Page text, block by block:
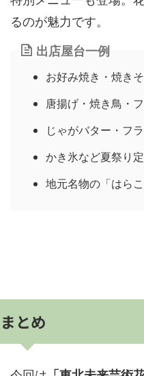
るのが魅力です。
出店屋台一例
お好み焼き・焼き
唐揚げ・焼き鳥・
じゃがバター・フ
かき氷など夏祭り
地元名物の「はら
まとめ